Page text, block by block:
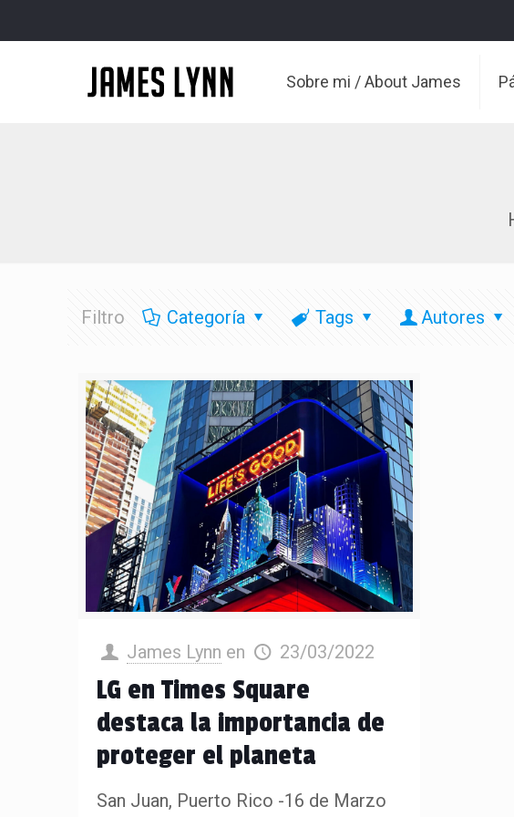
Sobre mi / About James
Filtro Categoría Tags Autores
James Lynn en 23/03/2022
LG en Times Square
destaca la importancia de
proteger el planeta
San Juan, Puerto Rico -16 de Marzo